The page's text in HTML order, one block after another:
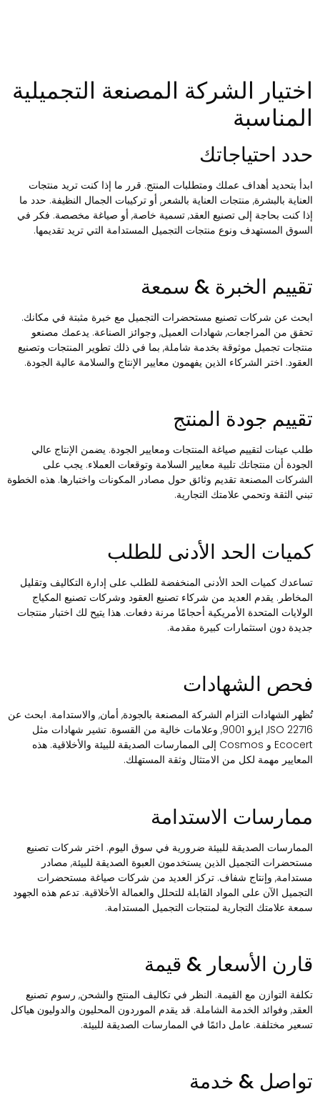
الشركة المصنعة التجميلية
احتياجاتك
بتحديد أهداف عملك ومتطلبات المنتج. قرر ما إذا كنت تريد منتجات
بالبشرة, منتجات العناية بالشعر, أو تركيبات الجمال النظيفة. حدد ما
كنت بحاجة إلى تصنيع العقد, تسمية خاصة, أو صياغة مخصصة. فكر في
المستهدف ونوع منتجات التجميل المستدامة التي تريد تقديمها.
الخبرة & سمعة
عن شركات تصنيع مستحضرات التجميل مع خبرة مثبتة في مكانك.
من المراجعات, شهادات العميل, وجوائز الصناعة. يدعمك مصنعو
تجميل موثوقة بخدمة شاملة, بما في ذلك تطوير المنتجات وتصنيع
اختر الشركاء الذين يفهمون معايير الإنتاج والسلامة عالية الجودة.
جودة المنتج
عينات لتقييم صياغة المنتجات ومعايير الجودة. يضمن الإنتاج عالي
أن منتجاتك تلبية معايير السلامة وتوقعات العملاء. يجب على
المصنعة تقديم وثائق حول مصادر المكونات واختبارها. هذه الخطوة
الثقة وتحمي علامتك التجارية.
الحد الأدنى للطلب
كميات الحد الأدنى المنخفضة للطلب على إدارة التكاليف وتقليل
يقدم العديد من شركاء تصنيع العقود وشركات تصنيع المكياج
المتحدة الأمريكية أحجامًا مرنة دفعات. هذا يتيح لك اختبار منتجات
دون استثمارات كبيرة مقدمة.
الشهادات
الشهادات التزام الشركة المصنعة بالجودة, أمان, والاستدامة. ابحث عن
ISO 22716, ايزو 9001, وعلامات خالية من القسوة. تشير شهادات مثل
Ecocert و Cosmos إلى الممارسات الصديقة للبيئة والأخلاقية. هذه
مهمة لكل من الامتثال وثقة المستهلك.
الاستدامة
الصديقة للبيئة ضرورية في سوق اليوم. اختر شركات تصنيع
التجميل الذين يستخدمون العبوة الصديقة للبيئة, مصادر
وإنتاج شفاف. تركز العديد من شركات صياغة مستحضرات
الآن على المواد القابلة للتحلل والعمالة الأخلاقية. تدعم هذه الجهود
علامتك التجارية لمنتجات التجميل المستدامة.
الأسعار & قيمة
التوازن مع القيمة. النظر في تكاليف المنتج والشحن, رسوم تصنيع
وفوائد الخدمة الشاملة. قد يقدم الموردون المحليون والدوليون هياكل
مختلفة. عامل دائمًا في الممارسات الصديقة للبيئة.
& خدمة